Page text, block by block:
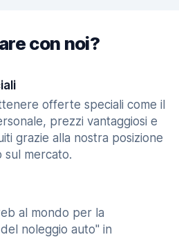
con noi?
offerte speciali come il
prezzi vantaggiosi e
grazie alla nostra posizione
sul mercato.
al mondo per la
noleggio auto" in